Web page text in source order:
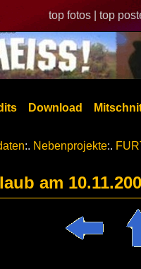
top fotos | top
Download
:. Nebenprojekte:.
am